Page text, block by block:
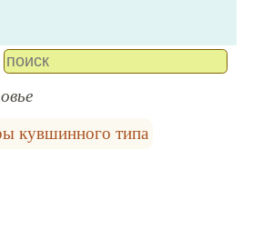
кувшинного типа